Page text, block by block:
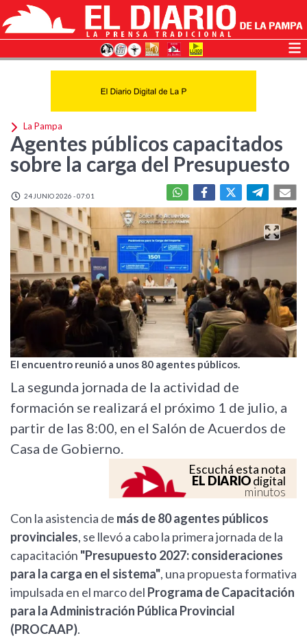
La Pampa
Agentes públicos capacitados
sobre la carga del Presupuesto
24 JUNIO 2026 - 07:01
El encuentro reunió a unos 80 agentes públicos.
La segunda jornada de la actividad de
formación se realizará el próximo 1 de julio, a
partir de las 8:00, en el Salón de Acuerdos de
Casa de Gobierno.
Escuchá esta nota
EL DIARIOdigital
minutos
Con la asistencia de más de 80 agentes públicos
provinciales, se llevó a cabo la primera jornada de la
capacitación "Presupuesto 2027: consideraciones
para la carga en el sistema", una propuesta formativa
impulsada en el marco del Programa de Capacitación
para la Administración Pública Provincial
(PROCAAP).